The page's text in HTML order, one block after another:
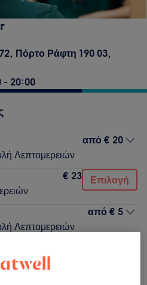
Πόρτο Ράφτη 190 03,
- 20:00
Λεπτομερειών
από € 20
€ 23 Επιλογή
Λεπτομερειών
από € 5